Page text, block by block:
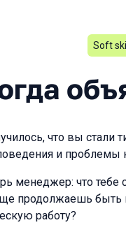
Soft
что вы стали
и
менеджер: что тебе
продолжаешь
работу?